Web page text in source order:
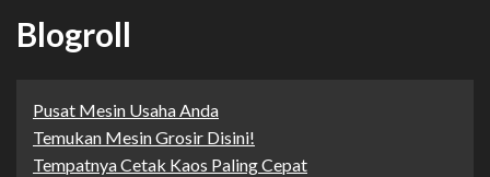
Blogroll
Pusat Mesin Usaha Anda
Temukan Mesin Grosir Disini!
Tempatnya Cetak Kaos Paling Cepat